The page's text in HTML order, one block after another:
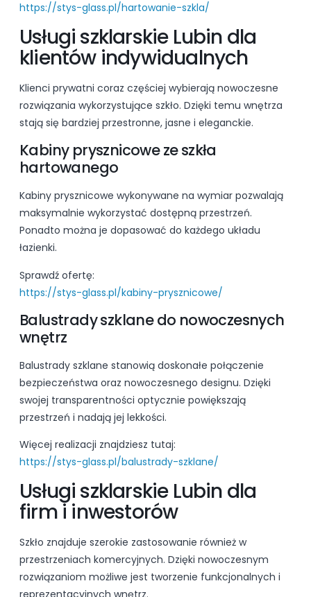
https://stys-glass.pl/hartowanie-szkla/
Usługi szklarskie Lubin dla
klientów indywidualnych
Klienci prywatni coraz częściej wybierają nowoczesne
rozwiązania wykorzystujące szkło. Dzięki temu wnętrza
stają się bardziej przestronne, jasne i eleganckie.
Kabiny prysznicowe ze szkła
hartowanego
Kabiny prysznicowe wykonywane na wymiar pozwalają
maksymalnie wykorzystać dostępną przestrzeń.
Ponadto można je dopasować do każdego układu
łazienki.
Sprawdź ofertę:
https://stys-glass.pl/kabiny-prysznicowe/
Balustrady szklane do nowoczesnych
wnętrz
Balustrady szklane stanowią doskonałe połączenie
bezpieczeństwa oraz nowoczesnego designu. Dzięki
swojej transparentności optycznie powiększają
przestrzeń i nadają jej lekkości.
Więcej realizacji znajdziesz tutaj:
https://stys-glass.pl/balustrady-szklane/
Usługi szklarskie Lubin dla
firm i inwestorów
Szkło znajduje szerokie zastosowanie również w
przestrzeniach komercyjnych. Dzięki nowoczesnym
rozwiązaniom możliwe jest tworzenie funkcjonalnych i
reprezentacyjnych wnętrz.